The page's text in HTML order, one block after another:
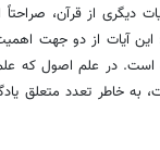
دیگری از قرآن،
از دو جهت اهمیت
است. در علم اصول که
به خاطر تعدد متعلق